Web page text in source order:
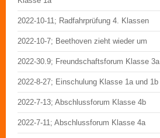
2022-10-11; Radfahrprüfung 4. Klassen
2022-10-7; Beethoven zieht wieder um
2022-30.9; Freundschaftsforum Klasse 3a
2022-8-27; Einschulung Klasse 1a und 1b
2022-7-13; Abschlussforum Klasse 4b
2022-7-11; Abschlussforum Klasse 4a